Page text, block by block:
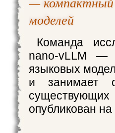
моделей
Команда
nano-vLLM —
языковых
и занимает
опубликован